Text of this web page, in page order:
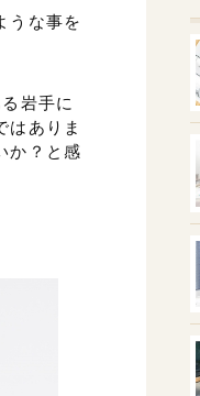
うな事を
岩手に
はありま
か？と感